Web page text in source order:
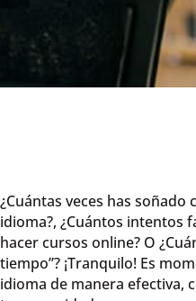
¿Cuántas veces has
idioma?, ¿Cuántos intentos
hacer cursos online? O
tiempo”? ¡Tranquilo! Es
idioma de manera efectiva,